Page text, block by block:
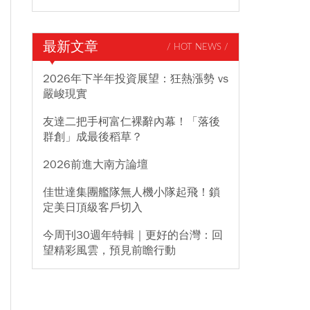
最新文章 / HOT NEWS /
2026年下半年投資展望：狂熱漲勢 vs
嚴峻現實
友達二把手柯富仁裸辭內幕！「落後
群創」成最後稻草？
2026前進大南方論壇
佳世達集團艦隊無人機小隊起飛！鎖
定美日頂級客戶切入
今周刊30週年特輯｜更好的台灣：回
望精彩風雲，預見前瞻行動